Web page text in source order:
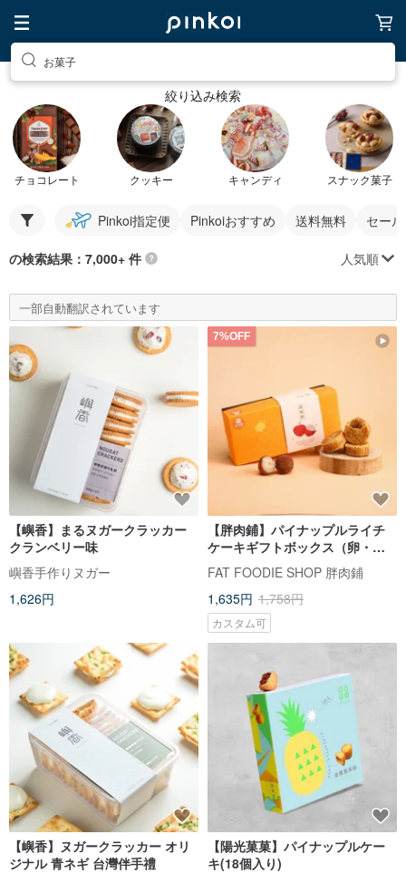
お菓子
絞り込み検索
チョコレート クッキー キャンディ スナック菓子
Pinkoi指定便 Pinkoiおすすめ 送料無料 セー
の検索結果：7,000+ 件 人気順
一部自動翻訳されています
【嶼香】まるヌガークラッカー
クランベリー味
嶼香手作りヌガー
1,626円
7%OFF
【胖肉鋪】パイナップルライチ
ケーキギフトボックス（卵・乳
製品使用、ベジタリアン対応）
ドライライチ入り、ギフト、お
土産
FAT FOODIE SHOP 胖肉鋪
1,635円 1,758円
カスタム可
【嶼香】ヌガークラッカー オリ
ジナル 青ネギ 台灣伴手禮
【陽光菓菓】パイナップルケー
キ(18個入り)